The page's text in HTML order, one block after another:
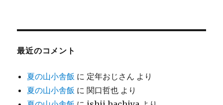
最近のコメント
夏の山小舎飯 に 定年おじさん より
夏の山小舎飯 に関口哲也 より